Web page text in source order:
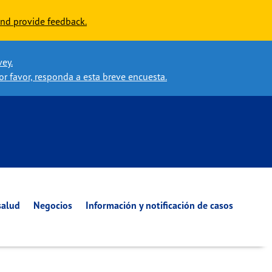
provide feedback.
favor, responda a esta breve encuesta.
Negocios Información y notificación de casos